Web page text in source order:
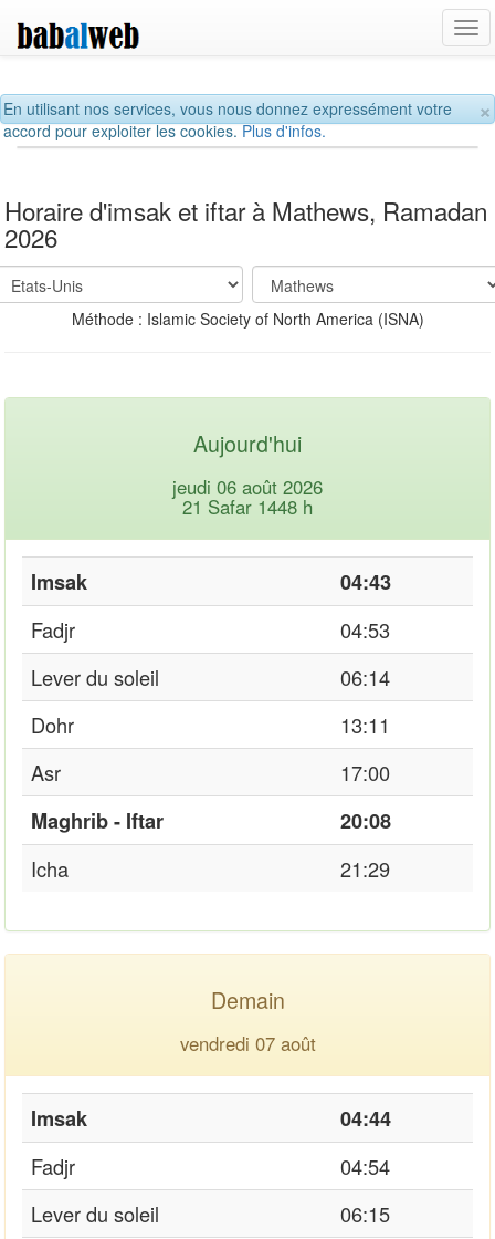
×
En utilisant nos services, vous nous donnez expressément votre
accord pour exploiter les cookies.Plus d'infos.
Horaire d'imsak et iftar à Mathews, Ramadan
2026
Méthode : Islamic Society of North America (ISNA)
Aujourd'hui
jeudi 06 août 2026
21 Safar 1448 h
Imsak
04:43
Fadjr
04:53
Lever du soleil
06:14
Dohr
13:11
Asr
17:00
Maghrib - Iftar
20:08
Icha
21:29
Demain
vendredi 07 août
Imsak
04:44
Fadjr
04:54
Lever du soleil
06:15